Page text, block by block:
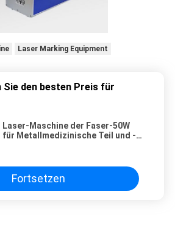
Laser Marking Equipment
Sie den besten Preis für
Laser-Maschine der Faser-50W
für Metallmedizinische Teil und -
Fortsetzen